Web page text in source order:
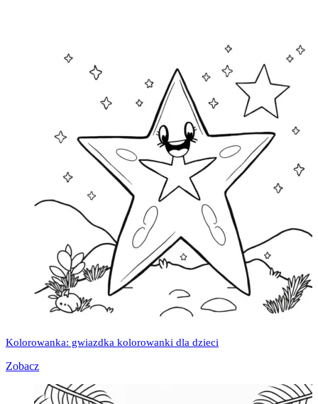
Kolorowanka: gwiazdka kolorowanki dla dzieci
Zobacz